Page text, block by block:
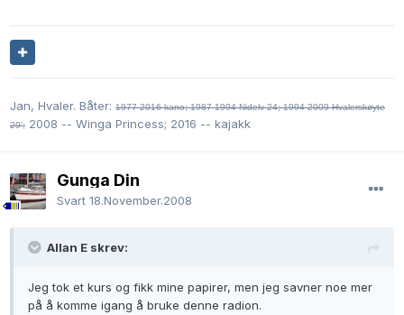
Jan, Hvaler. Båter: 1977-2016 kano;1987-1994 Nidelv 24; 1994-2009 Hvalerskøyte
29'; 2008 -- Winga Princess; 2016 -- kajakk
Gunga Din
Svart 18.November.2008
Allan E skrev:
Jeg tok et kurs og fikk mine papirer, men jeg savner noe mer
på å komme igang å bruke denne radion.